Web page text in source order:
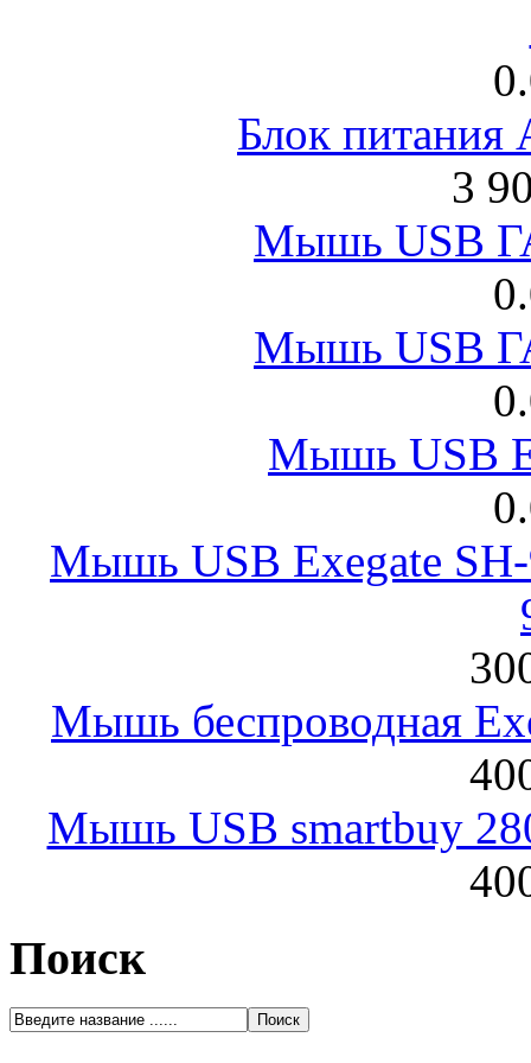
Блок питания
3
Мышь USB
Мышь USB
Мышь USB
Мышь USB Exegate
Мышь беспроводная
Мышь USB smartbuy
Поиск